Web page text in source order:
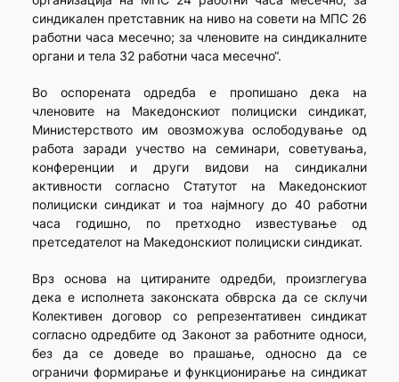
синдикален претставник на ниво на совети на МПС 26
работни часа месечно; за членовите на синдикалните
органи и тела 32 работни часа месечно“.
Во оспорената одредба е пропишано дека на
членовите на Македонскиот полициски синдикат,
Министерството им овозможува ослободување од
работа заради учество на семинари, советувања,
конференции и други видови на синдикални
активности согласно Статутот на Македонскиот
полициски синдикат и тоа најмногу до 40 работни
часа годишно, по претходно известување од
претседателот на Македонскиот полициски синдикат.
Врз основа на цитираните одредби, произглегува
дека е исполнета законската обврска да се склучи
Колективен договор со репрезентативен синдикат
согласно одредбите од Законот за работните односи,
без да се доведе во прашање, односно да се
ограничи формирање и функционирање на синдикат